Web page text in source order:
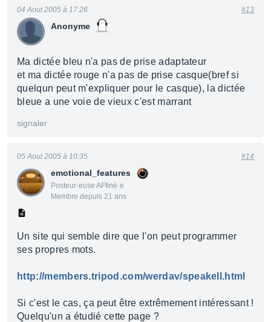
Anonyme
04 Aout 2005 à 17:26 #13
Ma dictée bleu n'a pas de prise adaptateur
et ma dictée rouge n'a pas de prise casque(bref si
quelqun peut m'expliquer pour le casque), la dictée
bleue a une voie de vieux c'est marrant
signaler
emotional_features
Posteur·euse AFfiné·e
Membre depuis 21 ans
05 Aout 2005 à 10:35 #14
Un site qui semble dire que l'on peut programmer
ses propres mots.
http://members.tripod.com/werdav/speakell.html
Si c'est le cas, ça peut être extrêmement intéressant !
Quelqu'un a étudié cette page ?